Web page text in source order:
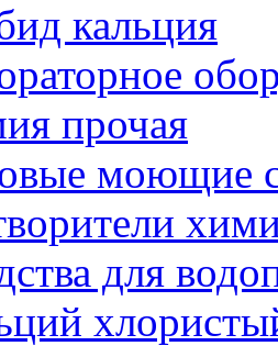
кальция
прочая
моющие
для